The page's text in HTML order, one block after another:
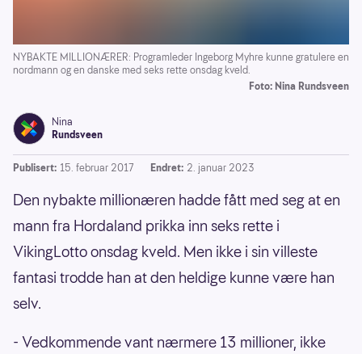
NYBAKTE MILLIONÆRER: Programleder Ingeborg Myhre kunne gratulere en
nordmann og en danske med seks rette onsdag kveld.
Foto: Nina Rundsveen
Nina
Rundsveen
Publisert: 15. februar 2017 Endret: 2. januar 2023
Den nybakte millionæren hadde fått med seg at en
mann fra Hordaland prikka inn seks rette i
VikingLotto onsdag kveld. Men ikke i sin villeste
fantasi trodde han at den heldige kunne være han
selv.
- Vedkommende vant nærmere 13 millioner, ikke